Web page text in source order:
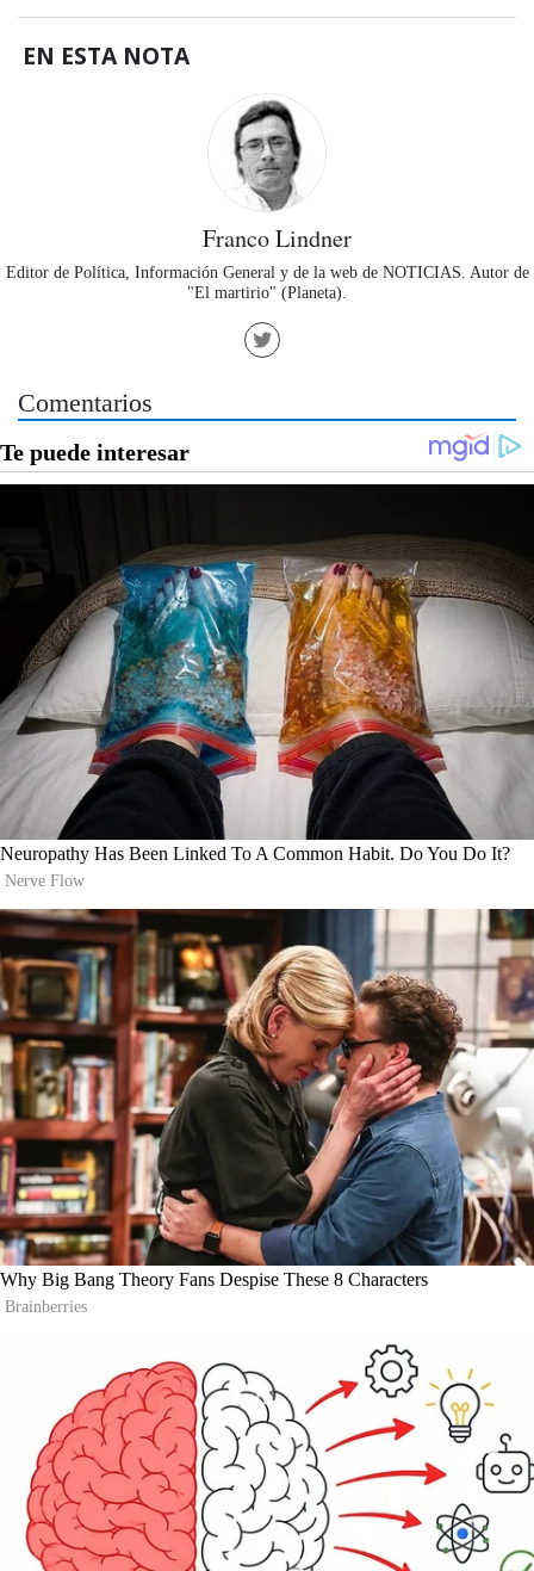
EN ESTA NOTA
Franco Lindner
Editor de Política, Información General y de la web de NOTICIAS. Autor de
"El martirio" (Planeta).
Comentarios